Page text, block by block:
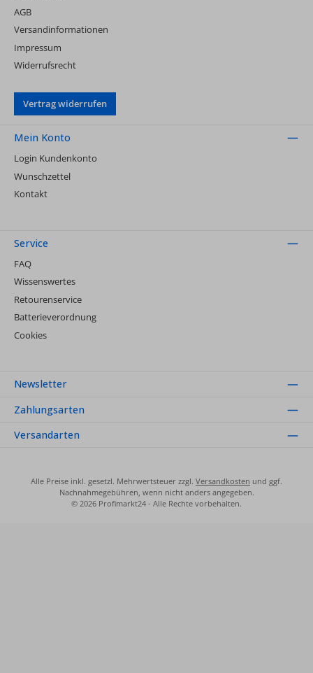
AGB
Versandinformationen
Impressum
Widerrufsrecht
Vertrag widerrufen
Mein Konto
Login Kundenkonto
Wunschzettel
Kontakt
Service
FAQ
Wissenswertes
Retourenservice
Batterieverordnung
Cookies
Newsletter
Zahlungsarten
Versandarten
Alle Preise inkl. gesetzl. Mehrwertsteuer zzgl. Versandkosten und ggf.
Nachnahmegebühren, wenn nicht anders angegeben.
© 2026 Profimarkt24 - Alle Rechte vorbehalten.